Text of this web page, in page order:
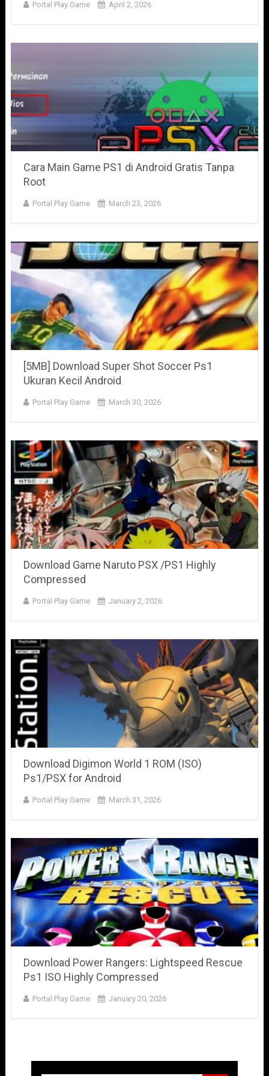
Portal Play Game April 2, 2026
Cara Main Game PS1 di Android Gratis Tanpa
Root
Portal Play Game March 23, 2026
[5MB] Download Super Shot Soccer Ps1
Ukuran Kecil Android
Portal Play Game March 30, 2026
Download Game Naruto PSX /PS1 Highly
Compressed
Portal Play Game January 2, 2026
Download Digimon World 1 ROM (ISO)
Ps1/PSX for Android
Portal Play Game March 31, 2026
Download Power Rangers: Lightspeed Rescue
Ps1 ISO Highly Compressed
Portal Play Game January 20, 2026